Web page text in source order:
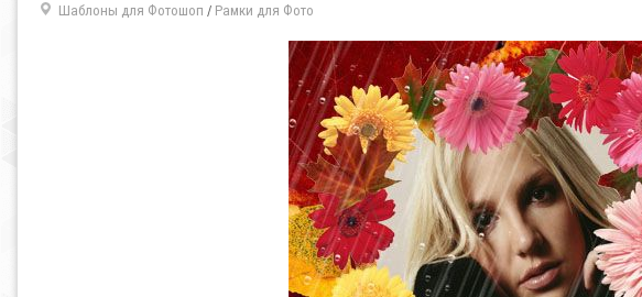
Шаблоны для Фотошоп / Рамки для Фото